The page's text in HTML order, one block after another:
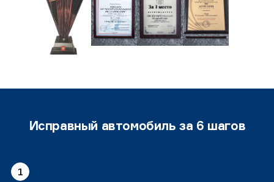
Исправный автомобиль за 6 шагов
1